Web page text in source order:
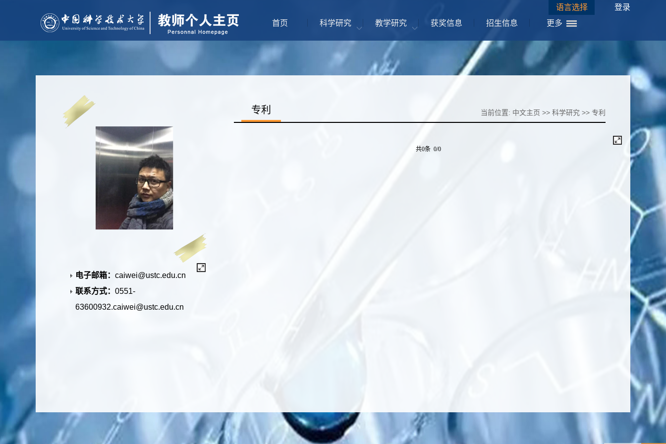
语言选择
首页
科学研究 教学研究 获奖信息 招生信息 更多
登录
电子邮箱： caiwei@ustc.edu.cn
联系方式： 0551-
63600932.caiwei@ustc.edu.cn
专利 当前位置: 中文主页 >> 科学研究 >> 专利
共0条 0/0